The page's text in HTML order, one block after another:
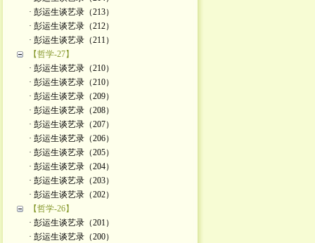
· 彭运生谈艺录（213）
· 彭运生谈艺录（212）
· 彭运生谈艺录（211）
【哲学-27】
· 彭运生谈艺录（210）
· 彭运生谈艺录（210）
· 彭运生谈艺录（209）
· 彭运生谈艺录（208）
· 彭运生谈艺录（207）
· 彭运生谈艺录（206）
· 彭运生谈艺录（205）
· 彭运生谈艺录（204）
· 彭运生谈艺录（203）
· 彭运生谈艺录（202）
【哲学-26】
· 彭运生谈艺录（201）
· 彭运生谈艺录（200）